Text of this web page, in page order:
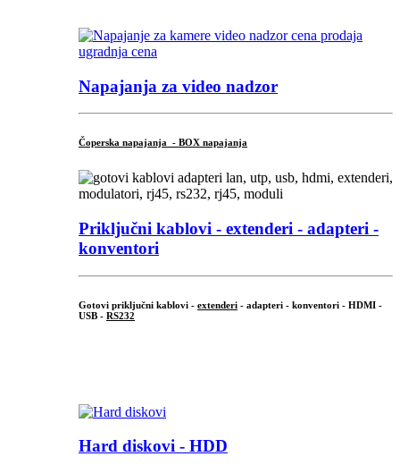
Napajanja za video nadzor
Čoperska napajanja - BOX napajanja
Priključni kablovi - extenderi - adapteri -
konventori
Gotovi priključni kablovi - extenderi - adapteri - konventori - HDMI -
USB - RS232
Hard diskovi - HDD